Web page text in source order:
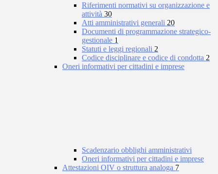
Riferimenti normativi su organizzazione e
attività 30
Atti amministrativi generali 20
Documenti di programmazione strategico-
gestionale 1
Statuti e leggi regionali 2
Codice disciplinare e codice di condotta 2
Oneri informativi per cittadini e imprese
Scadenzario obblighi amministrativi
Oneri informativi per cittadini e imprese
Attestazioni OIV o struttura analoga 7